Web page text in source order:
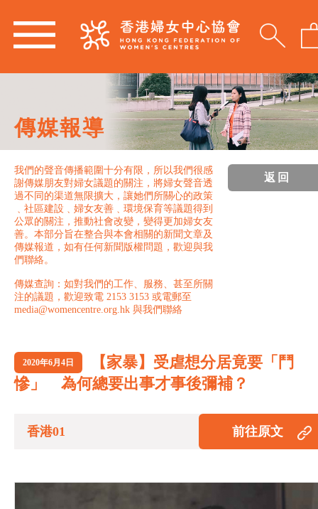
傳媒報導
我們的聲音傳播範圍十分有限，所以我們很感
謝傳媒朋友對婦女議題的關注，將婦女聲音透
過不同的渠道無限擴大，讓她們所關心的政策
﹑社區建設﹑婦女友善﹑環境保育等議題得到
公眾的關注，推動社會改變，變得更加婦女友
善。本部分旨在整合與本會相關的新聞文章及
傳媒報道，如有任何新聞版權問題，歡迎與我
們聯絡。
傳媒查詢：如對我們的工作、服務、甚至所關
注的議題，歡迎致電 2153 3153 或電郵至
media@womencentre.org.hk 與我們聯絡
返回
2020年6月4日
【家暴】受虐想分居竟要「鬥
慘」 為何總要出事才事後彌補？
香港01 前往原文